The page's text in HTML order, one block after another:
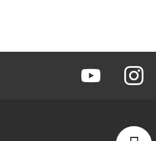
instagram